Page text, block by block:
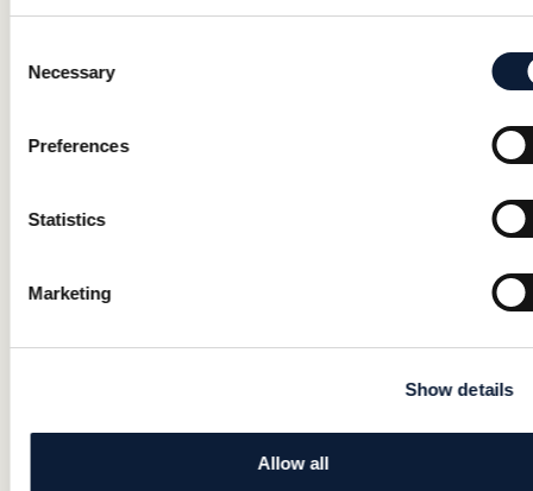
Selection
Necessary
Preferences
Statistics
Marketing
Show details
Allow all
brister i våra tjänster. Om du stöter på
lagens krav, är du varmt välkommen att
återkoppling hjälper oss att identifiera
Tillsyn
Om du upplever brister i tillgängligheten
göra en anmälan direkt till DIGG via deras